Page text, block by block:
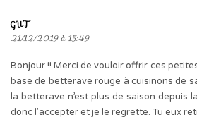
GUT
21/12/2019 à 15:49
Bonjour !! Merci de vouloir offrir ces
base de betterave rouge à cuisinons de
la betterave n’est plus de saison depuis
donc l’accepter et je le regrette. Tu eux